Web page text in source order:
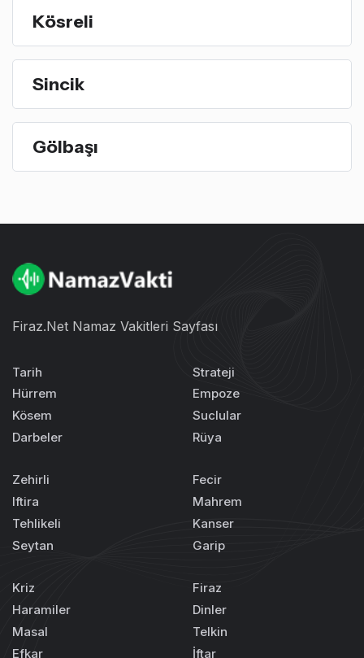
Kösreli
Sincik
Gölbaşı
Firaz.Net Namaz Vakitleri Sayfası
Tarih
Hürrem
Kösem
Darbeler
Strateji
Empoze
Suclular
Rüya
Zehirli
Iftira
Tehlikeli
Seytan
Fecir
Mahrem
Kanser
Garip
Kriz
Haramiler
Masal
Efkar
Firaz
Dinler
Telkin
İftar